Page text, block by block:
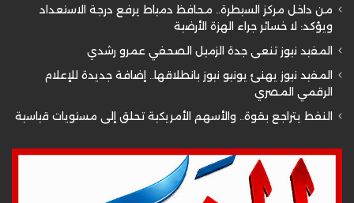
من داخل مركز السيطرة.. محافظ دمياط يرفع درجة الاستعداد
ويؤكد: لا خسائر جراء الهزة الأرضية
المفيد نيوز تنعى جدة الزميل الصحفي عمرو رشدي
المفيد نيوز يهنئ يونيو نيوز بانطلاقها.. إضافة جديدة للإعلام
الرقمي المصري
النفط يتراجع بقوة.. والأسهم الأمريكية تحلق إلى مستويات قياسية